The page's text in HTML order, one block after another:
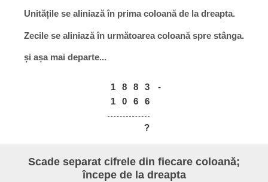
Unitățile se aliniază în prima coloană de la dreapta.
Zecile se aliniază în următoarea coloană spre stânga.
și așa mai departe...
1 8 8 3
-
1
0 6 6
?
Scade separat cifrele din fiecare coloană;
începe de la dreapta